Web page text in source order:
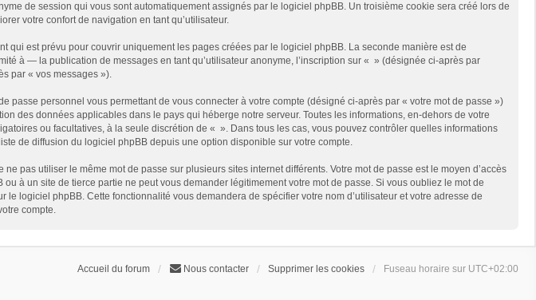
de session qui vous sont automatiquement assignés par le logiciel phpBB. Un troisième cookie sera créé lors de
votre confort de navigation en tant qu’utilisateur.
est prévu pour couvrir uniquement les pages créées par le logiciel phpBB. La seconde manière est de
à — la publication de messages en tant qu’utilisateur anonyme, l’inscription sur « » (désignée ci-après par
par « vos messages »).
personnel vous permettant de vous connecter à votre compte (désigné ci-après par « votre mot de passe »)
des données applicables dans le pays qui héberge notre serveur. Toutes les informations, en-dehors de votre
ou facultatives, à la seule discrétion de « ». Dans tous les cas, vous pouvez contrôler quelles informations
de diffusion du logiciel phpBB depuis une option disponible sur votre compte.
pas utiliser le même mot de passe sur plusieurs sites internet différents. Votre mot de passe est le moyen d’accès
à un site de tierce partie ne peut vous demander légitimement votre mot de passe. Si vous oubliez le mot de
logiciel phpBB. Cette fonctionnalité vous demandera de spécifier votre nom d’utilisateur et votre adresse de
compte.
Accueil du forum Nous contacter Supprimer les cookies Fuseau horaire sur UTC+02:00